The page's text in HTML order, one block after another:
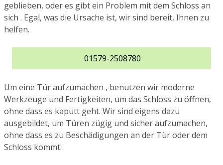
geblieben, oder es gibt ein Problem mit dem Schloss an
sich . Egal, was die Ursache ist, wir sind bereit, Ihnen zu
helfen.
01579-2508780
Um eine Tür aufzumachen , benutzen wir moderne
Werkzeuge und Fertigkeiten, um das Schloss zu öffnen,
ohne dass es kaputt geht. Wir sind eigens dazu
ausgebildet, um Türen zügig und sicher aufzumachen,
ohne dass es zu Beschädigungen an der Tür oder dem
Schloss kommt.